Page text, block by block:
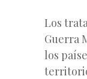
Los
Guerra
los